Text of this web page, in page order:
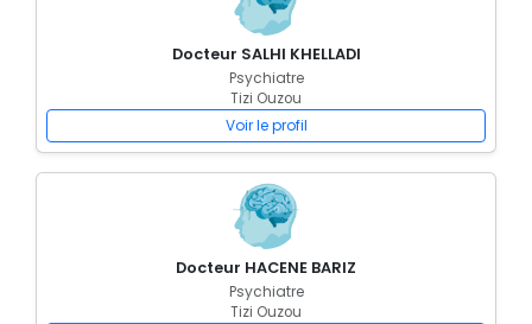
Docteur SALHI KHELLADI
Psychiatre
Tizi Ouzou
Voir le profil
Docteur HACENE BARIZ
Psychiatre
Tizi Ouzou